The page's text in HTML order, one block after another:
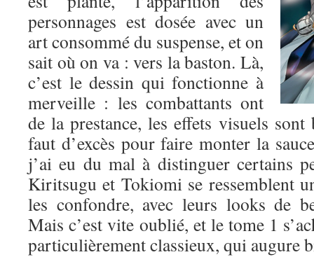
personnages est dosée avec un
art consommé du suspense, et on
sait où on va : vers la baston. Là,
c’est le dessin qui fonctionne à
merveille : les combattants ont
de la prestance, les effets visuels sont
faut d’excès pour faire monter la
j’ai eu du mal à distinguer certains
Kiritsugu et Tokiomi se ressemblent
les confondre, avec leurs looks de
Mais c’est vite oublié, et le tome 1
particulièrement classieux, qui augure